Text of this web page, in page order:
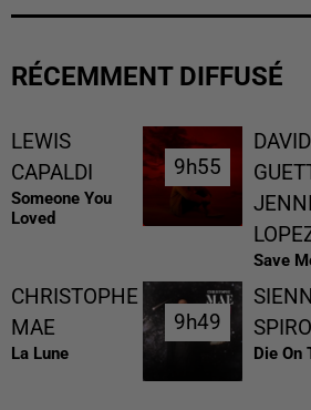
RÉCEMMENT DIFFUSÉ
LEWIS
CAPALDI
Someone You
Loved
9h55
9h55
DAVID
Save
CHRISTOPHE
MAE
La Lune
9h49
9h49
SPIRO
Die On